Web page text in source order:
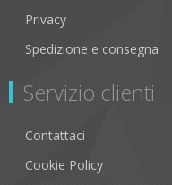
Privacy
Spedizione e consegna
Servizio clienti
Contattaci
Cookie Policy